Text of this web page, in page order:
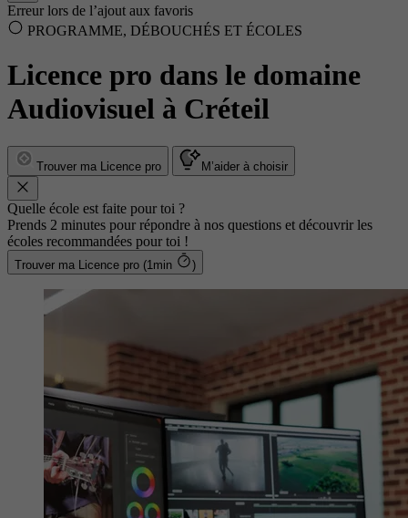
Erreur lors de l’ajout aux favoris
PROGRAMME, DÉBOUCHÉS ET ÉCOLES
Licence pro dans le domaine
Audiovisuel à Créteil
Trouver ma Licence pro M’aider à choisir
Quelle école est faite pour toi ?
Prends 2 minutes pour répondre à nos questions et découvrir les
écoles recommandées pour toi !
Trouver ma Licence pro (1min )